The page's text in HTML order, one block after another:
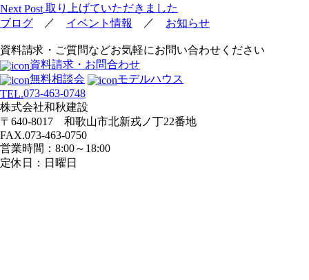
稿
ナ
ゲ
ー
シ
ョ
ン
Next Post 取り上げていただきました
ブログ ／ イベント情報 ／ お知らせ
資料請求・ご質問などお気軽にお問い合わせください
資料請求・お問合わせ
無料相談会
モデルハウス
TEL.073-463-0748
株式会社和秋建設
〒640-8017 和歌山市北新戎ノ丁22番地
FAX.073-463-0750
営業時間：8:00～18:00
定休日：日曜日